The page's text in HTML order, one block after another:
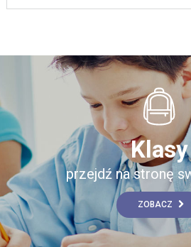
Klasy
przejdź na stronę
ZOBACZ